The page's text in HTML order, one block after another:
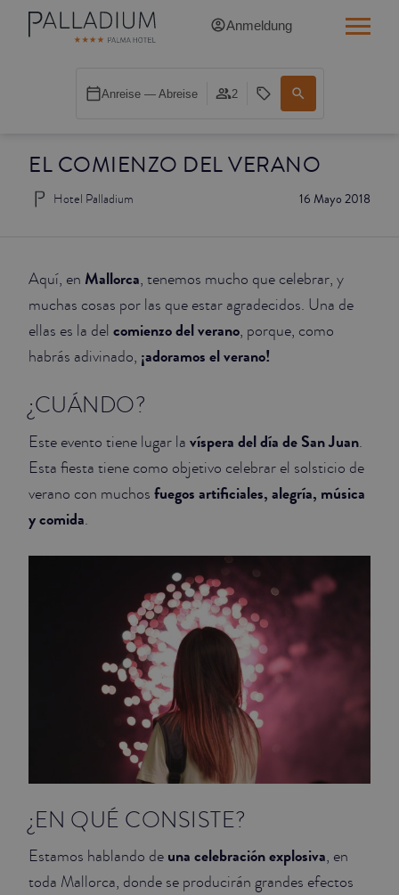
EL COMIENZO DEL VERANO
16 Mayo 2018
Hotel Palladium
Aquí, en Mallorca, tenemos mucho que celebrar, y
muchas cosas por las que estar agradecidos. Una de
ellas es la del comienzo del verano, porque, como
habrás adivinado, ¡adoramos el verano!
¿CUÁNDO?
Este evento tiene lugar la víspera del día de San Juan.
Esta fiesta tiene como objetivo celebrar el solsticio de
verano con muchos fuegos artificiales, alegría, música
y comida.
¿EN QUÉ CONSISTE?
Estamos hablando de una celebración explosiva, en
toda Mallorca, donde se producirán grandes efectos
Anmeldung
Anreise — Abreise 2
SINGLE BALCONY CATHEDRAL
DOUBLE RED
DOUBLE WHITE
DOUBLE INN CATHEDRAL
SUITE